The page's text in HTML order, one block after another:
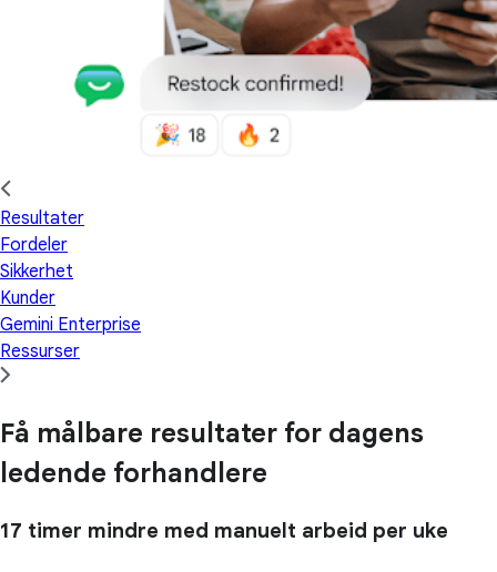
Resultater
Fordeler
Sikkerhet
Kunder
Gemini Enterprise
Ressurser
Få målbare resultater for dagens
ledende forhandlere
17 timer mindre med manuelt arbeid per uke